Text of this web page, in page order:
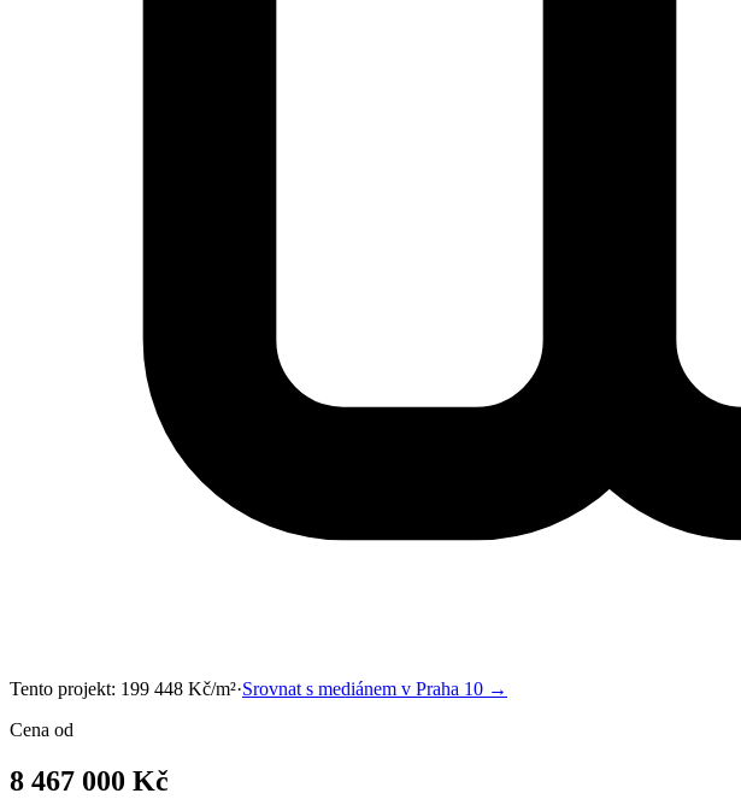
Tento projekt: 199 448 Kč/m²·Srovnat s mediánem v Praha 10 →
Cena od
8 467 000 Kč